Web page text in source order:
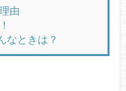
由
なときは？